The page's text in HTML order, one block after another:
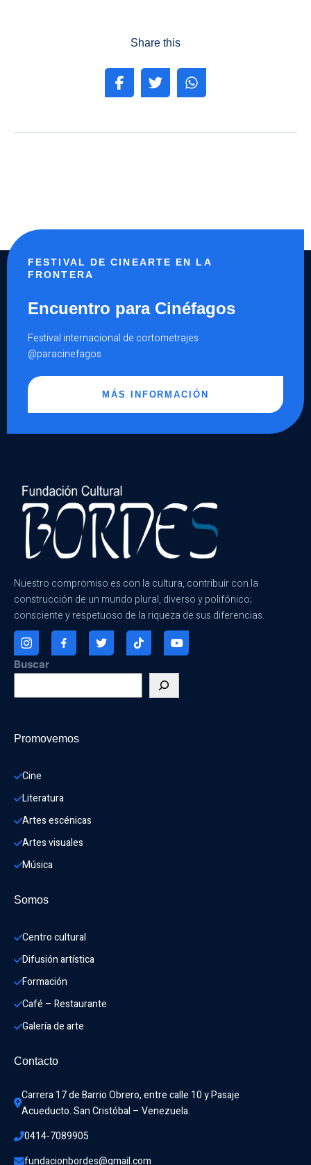
Share this
FESTIVAL DE CINEARTE EN LA
FRONTERA
Encuentro para Cinéfagos
Festival internacional de cortometrajes
@paracinefagos
MÁS INFORMACIÓN
Nuestro compromiso es con la cultura, contribuir con la
construcción de un mundo plural, diverso y polifónico;
consciente y respetuoso de la riqueza de sus diferencias.
Buscar
Promovemos
Cine
Literatura
Artes escénicas
Artes visuales
Música
Somos
Centro cultural
Difusión artística
Formación
Café – Restaurante
Galería de arte
Contacto
Carrera 17 de Barrio Obrero, entre calle 10 y Pasaje
Acueducto. San Cristóbal – Venezuela.
0414-7089905
fundacionbordes@gmail.com